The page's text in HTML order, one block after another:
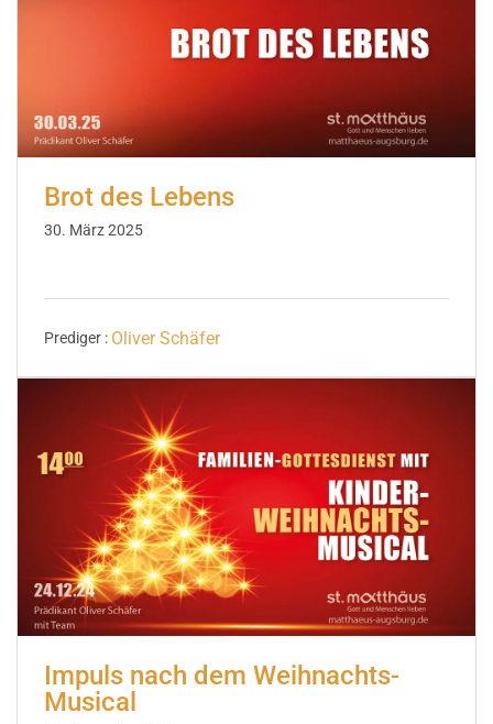
Brot des Lebens
30. März 2025
Prediger : Oliver Schäfer
Impuls nach dem Weihnachts-
Musical